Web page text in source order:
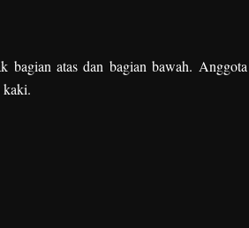
bagian atas dan bagian bawah.
kaki.